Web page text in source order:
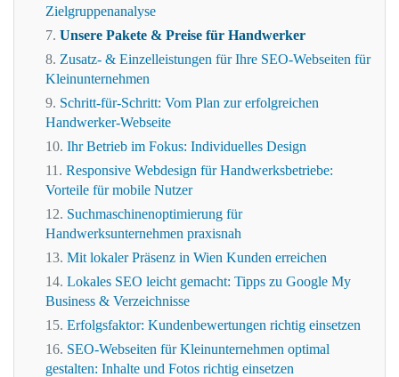
Zielgruppenanalyse
Unsere Pakete & Preise für Handwerker
Zusatz- & Einzelleistungen für Ihre SEO-Webseiten für
Kleinunternehmen
Schritt-für-Schritt: Vom Plan zur erfolgreichen
Handwerker-Webseite
Ihr Betrieb im Fokus: Individuelles Design
Responsive Webdesign für Handwerksbetriebe:
Vorteile für mobile Nutzer
Suchmaschinenoptimierung für
Handwerksunternehmen praxisnah
Mit lokaler Präsenz in Wien Kunden erreichen
Lokales SEO leicht gemacht: Tipps zu Google My
Business & Verzeichnisse
Erfolgsfaktor: Kundenbewertungen richtig einsetzen
SEO-Webseiten für Kleinunternehmen optimal
gestalten: Inhalte und Fotos richtig einsetzen